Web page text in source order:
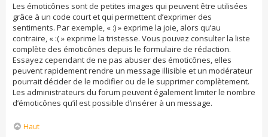
Les émoticônes sont de petites images qui peuvent être utilisées
grâce à un code court et qui permettent d’exprimer des
sentiments. Par exemple, « :) » exprime la joie, alors qu’au
contraire, « :( » exprime la tristesse. Vous pouvez consulter la liste
complète des émoticônes depuis le formulaire de rédaction.
Essayez cependant de ne pas abuser des émoticônes, elles
peuvent rapidement rendre un message illisible et un modérateur
pourrait décider de le modifier ou de le supprimer complètement.
Les administrateurs du forum peuvent également limiter le nombre
d’émoticônes qu’il est possible d’insérer à un message.
Haut